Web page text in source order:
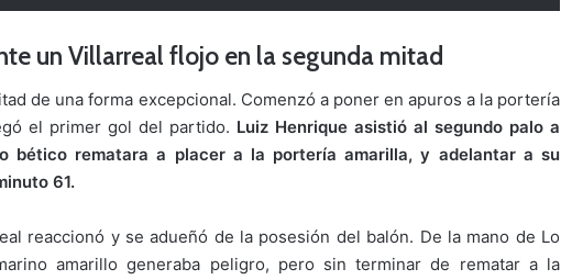
un Villarreal flojo en la segunda mitad
de una forma excepcional. Comenzó a poner en apuros a la portería
el primer gol del partido. Luiz Henrique asistió al segundo palo a
bético rematara a placer a la portería amarilla, y adelantar a su
61.
reaccionó y se adueñó de la posesión del balón. De la mano de Lo
amarillo generaba peligro, pero sin terminar de rematar a la